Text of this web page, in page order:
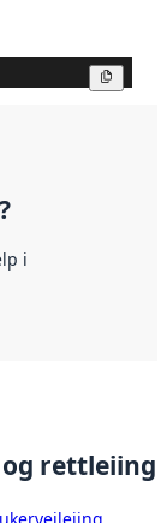
i
rettleiing